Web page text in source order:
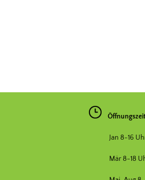
Jan 8-16
Mär 8-18